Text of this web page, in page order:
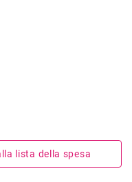
lista della spesa